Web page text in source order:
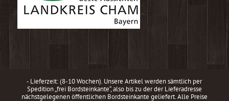
- Lieferzeit: (8-10 Wochen). Unsere Artikel werden sämtlich per
Spedition „frei Bordsteinkante“, also bis zu der der Lieferadresse
nächstgelegenen öffentlichen Bordsteinkante geliefert. Alle Preise